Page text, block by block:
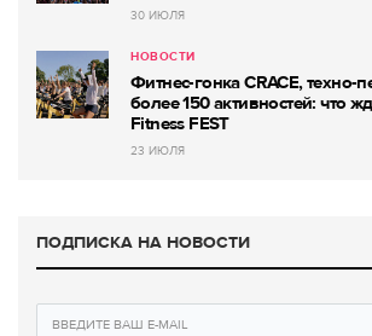
30 ИЮЛЯ
НОВОСТИ
Фитнес-гонка CRACE, техно-
более 150 активностей: что
Fitness FEST
23 ИЮЛЯ
ПОДПИСКА НА НОВОСТИ